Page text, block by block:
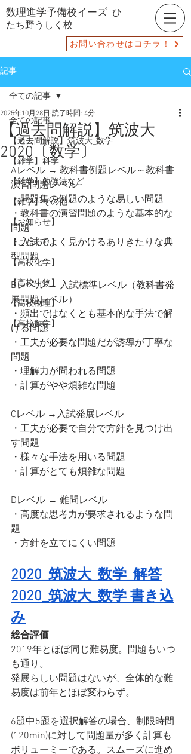
数理進学予備校イーズ ひ
たち野うしく校
お問い合わせはコチラ！
記事
全ての記事
【過去問解説】筑波大_数学
【雑学】科学
【雑学】勉強法など
【雑学】その他
【お知らせ】
【こだわり】
【高校化学】
【高校生物】
【高校物理】
【高校数学】
全ての記事
【過去問解説】筑波大
2020〔数学〕
2025年10月28日 読了時間: 4分
Aレベル → 教科書例題レベル～教科書
演習問題レベル
・問題集の例題のような易しい問題
・教科書の演習問題のような基本的な
問題
・入試でよく見かけるありきたりな典
型問題
Bレベル → 入試標準レベル（教科書発
展問題レベル）
・頻出ではなくとも基本的な手法で解
ける問題
・工夫が必要な問題だが誘導が丁寧な
問題
・理解力が問われる問題
・計算がやや煩雑な問題
Cレベル →入試発展レベル
・工夫が必要で自分で方針を見つけ出
す問題​
・様々な手法を用いる問題
・計算がとても煩雑な問題
Dレベル → 難問レベル
・高度な思考力が要求されるような問
題
・方針を立てにくい問題
2020_筑波大_数学_解答
2020_筑波大_数学 書き込
み
総合評価
2019年とほぼ同じ難易度。問題もいつ
も通り。
発展らしい問題はないが、全体的な難
易度は前年とほぼ変わらず。
6題中5題を選択解答の場合、制限時間
(120min)に対して問題量が多く計算も
ボリューミーである。スムーズに進め